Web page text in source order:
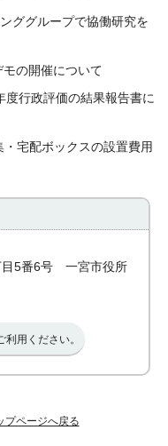
ググループで協働研究を
モの開催について
度行政評価の結果報告書に
宅配ボックスの設置費用
5番6号 一宮市役所
利用ください。
プページへ戻る